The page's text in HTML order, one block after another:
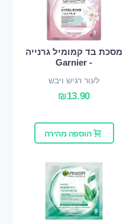
מסכת בד קמומיל גרנייה
- Garnier
לעור רגיש ויבש
₪13.90
הוספה מהירה